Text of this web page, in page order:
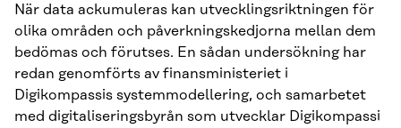
När data ackumuleras kan utvecklingsriktningen för
olika områden och påverkningskedjorna mellan dem
bedömas och förutses. En sådan undersökning har
redan genomförts av finansministeriet i
Digikompassis systemmodellering, och samarbetet
med digitaliseringsbyrån som utvecklar Digikompassi